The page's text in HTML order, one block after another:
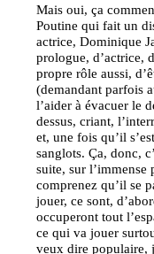
Mais oui, ça
Poutine qui fait un
actrice, Dominique
prologue, d’actrice,
propre rôle aussi,
(demandant parfois
l’aider à évacuer le
dessus, criant,
et, une fois qu’il
sanglots. Ça, donc,
suite, sur l’immense
comprenez qu’il se
jouer, ce sont,
occuperont tout
ce qui va jouer
veux dire populaire,